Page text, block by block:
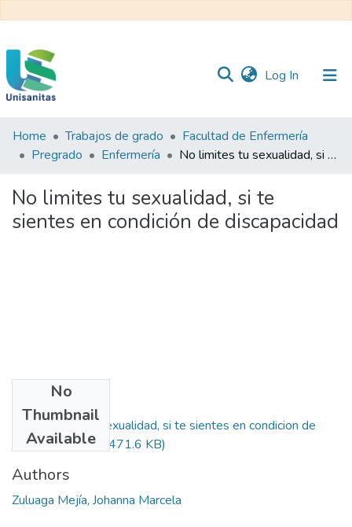
Log In (current)
Inicio
Web
Unisanitas
Home Trabajos de grado
Facultad de Enfermería
Pregrado
Enfermería No limites tu sexualidad, si te sientes en condición de discapacidad
No limites tu sexualidad, si te
sientes en condición de discapacidad
No
Thumbnail
Available
No limites tu sexualidad, si te sientes en condicion de
discapacidad.pdf
(471.6 KB)
Authors
Zuluaga Mejía, Johanna Marcela